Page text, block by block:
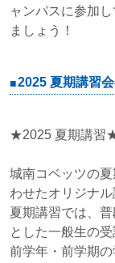
ャンパスに参加
ましょう！
2025 夏期講習
★2025 夏期講習
城南コベッツの
わせたオリジナル
夏期講習では、
とした一般生の
前学年・前学期